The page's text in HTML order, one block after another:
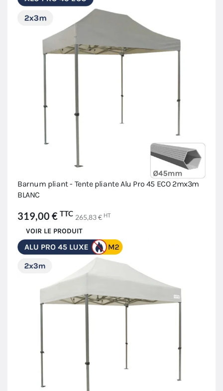
Barnum pliant - Tente pliante Alu Pro 45 ECO 2mx3m
BLANC
319,00 € TTC 265,83 € HT
VOIR LE PRODUIT